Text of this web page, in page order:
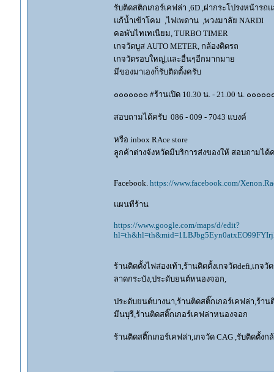
รับติดสติกเกอร์เคฟล่า ,6D ,ฝากระโปรงหน้ารถ
แก้น้ำเข้าโคม ,ไฟเพดาน ,พวงมาลัย NARDI
คอพับไทเทเนียม, TURBO TIMER
เกจวัดบูส AUTO METER, กล้องติดรถ
เกจวัดรอบใหญ่,และอื่นๆอีกมากมาย
มีของมาเองก็รับติดตั้งครับ
๐๐๐๐๐๐๐ #ร้านเปิด 10.30 น. - 21.00 น. ๐๐๐๐๐
สอบถามได้ครับ 086 - 009 - 7043 แบงค์
หรือ inbox RAce store
ลูกค้าต่างจังหวัดมีบริการส่งของให้ สอบถามได้
Facebook. https://www.facebook.com/
แผนทีร้าน
https://www.google.com/maps/d/edit?
ร้านติดตั้งไฟส่องเท้า,ร้านติดตั้งเกจวัดdefi,เกจ
ลาดกระบัง,ประดับยนต์หนองจอก,
ประดับยนต์บางนา,ร้านติดสติ๊กเกอร์เคฟล่า,ร้าน
มีนบุรี,ร้านติดสติ๊กเกอร์เคฟล่าหนองจอก
ร้านติดสติ๊กเกอร์เคฟล่า,เกจวัด CAG ,รับติดตั้